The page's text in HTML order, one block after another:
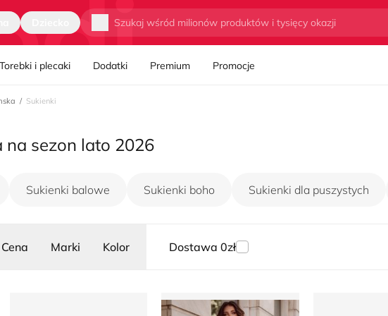
Wyszukaj
Torebki i plecaki Dodatki Premium Promocje
Sukienki
na sezon lato 2026
Sukienki balowe Sukienki boho Sukienki dla puszystych
Cena Marki Kolor Dostawa 0zł
Sukienka na zimę Duet